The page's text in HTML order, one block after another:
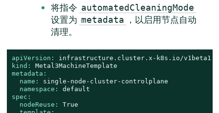
将指令 automatedCleaningMode
设置为 metadata
，以启用节点自动
清理。
apiVersion:
infrastructure.cluster.x-k8s.io/v1beta1
kind:
Metal3MachineTemplate
metadata:
name:
single-node-cluster-controlplane
namespace:
default
spec:
nodeReuse:
True